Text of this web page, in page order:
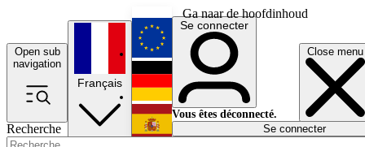
Ga naar de hoofdinhoud
Open sub
navigation
Close menu
Recherche
Français
English
Deutsch
Español
Se connecter
Vous êtes déconnecté.
Se connecter